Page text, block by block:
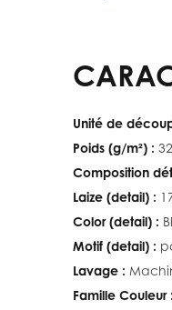
Unité de
Poids (g/m²) :
Composition
Laize (detail) :
Color (detail) :
Motif (detail) :
Lavage :
Famille Couleur :